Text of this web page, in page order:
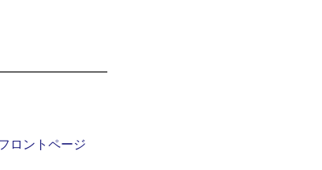
ロントページ